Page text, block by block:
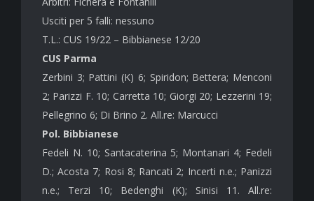
Usciti per 5 falli: nessuno
T.L.: CUS 19/22 – Bibbianese 12/20
CUS Parma
Zerbini 3; Pattini (K) 6; Spiridon; Bettera; Menconi
2; Parizzi F. 10; Carretta 10; Giorgi 20; Lezzerini 19;
Pellegrino 6; Di Brino 2. All.re: Marcucci
Pol. Bibbianese
Fedeli N. 10; Santacaterina 5; Montanari 4; Fedeli
D.; Acosta 7; Rosi 8; Rancati 2; Incerti n.e.; Panizzi
n.e.; Terzi 10; Bedenghi (K); Sinisi 11. All.re: